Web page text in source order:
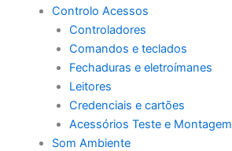
Controlo Acessos
Controladores
Comandos e teclados
Fechaduras e eletroímanes
Leitores
Credenciais e cartões
Acessórios Teste e Montagem
Som Ambiente